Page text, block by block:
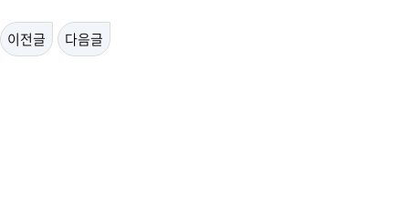
이전글 다음글